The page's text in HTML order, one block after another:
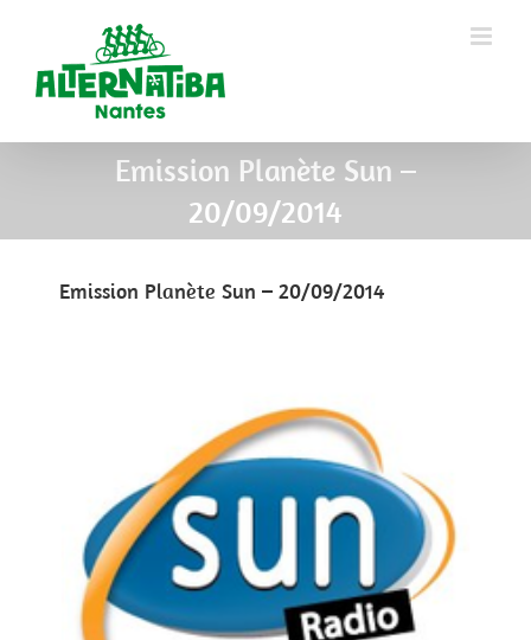
Emission Planète Sun –
20/09/2014
Emission Planète Sun – 20/09/2014